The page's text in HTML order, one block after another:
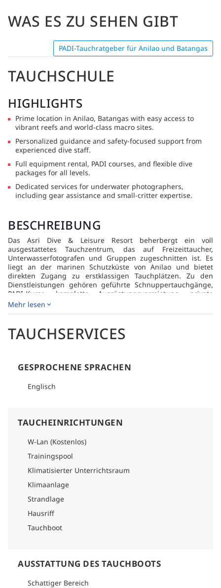
WAS ES ZU SEHEN GIBT
PADI-Tauchratgeber für Anilao und Batangas
TAUCHSCHULE
HIGHLIGHTS
Prime location in Anilao, Batangas with easy access to
vibrant reefs and world-class macro sites.
Personalized guidance and safety-focused support from
experienced dive staff.
Full equipment rental, PADI courses, and flexible dive
packages for all levels.
Dedicated services for underwater photographers,
including gear assistance and small-critter expertise.
BESCHREIBUNG
Das Asri Dive & Leisure Resort beherbergt ein voll
ausgestattetes Tauchzentrum, das auf Freizeittaucher,
Unterwasserfotografen und Gruppen zugeschnitten ist. Es
liegt an der marinen Schutzküste von Anilao und bietet
direkten Zugang zu erstklassigen Tauchplätzen. Zu den
Dienstleistungen gehören geführte Schnuppertauchgänge,
PADI-Kurse, komplette Ausrüstungsvermietung, private
Boote, Unterstützung bei der Unterwasserfotografie und
das Zentrum ein hochwertiges Taucherlebnis für alle
Niveaus.
Mehr lesen
TAUCHSERVICES
GESPROCHENE SPRACHEN
Englisch
TAUCHEINRICHTUNGEN
W-Lan (Kostenlos)
Trainingspool
Klimatisierter Unterrichtsraum
Klimaanlage
Strandlage
Hausriff
Tauchboot
AUSSTATTUNG DES TAUCHBOOTS
Schattiger Bereich